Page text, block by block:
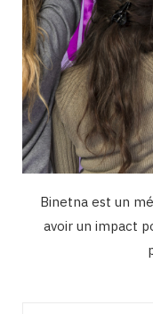
Binetna est un
avoir un impact